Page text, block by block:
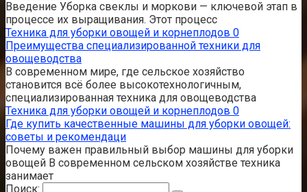
Введение Уборка свеклы и моркови — ключевой этап в
процессе их выращивания. Этот процесс
Техника для уборки овощей и корнеплодов 0
Преимущества специализированной техники для
овощеводства
В современном мире, где сельское хозяйство
становится всё более высокотехнологичным,
специализированная техника для овощеводства
Техника для уборки овощей и корнеплодов 0
Где купить качественные машины для уборки овощей:
советы и рекомендаци
Почему важен правильный выбор машины для уборки
овощей В современном сельском хозяйстве техника
занимает
Поиск: